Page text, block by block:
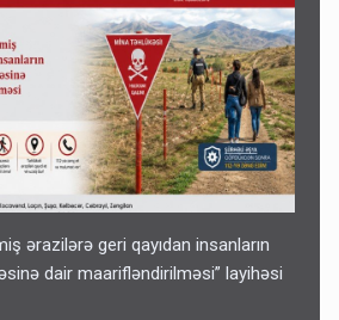
ərazilərə geri qayıdan insanların
dair maarifləndirilməsi” layihəsi